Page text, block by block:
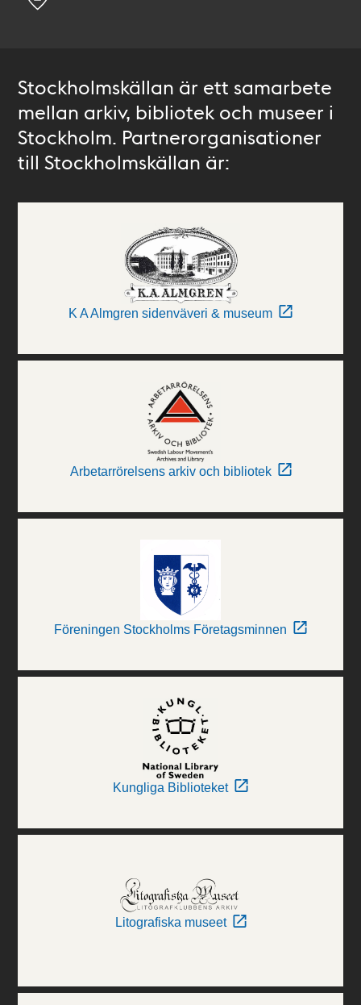
Stockholmskällan är ett samarbete
mellan arkiv, bibliotek och museer i
Stockholm. Partnerorganisationer
till Stockholmskällan är:
K A Almgren sidenväveri & museum
Arbetarrörelsens arkiv och bibliotek
Föreningen Stockholms Företagsminnen
Kungliga Biblioteket
Litografiska museet